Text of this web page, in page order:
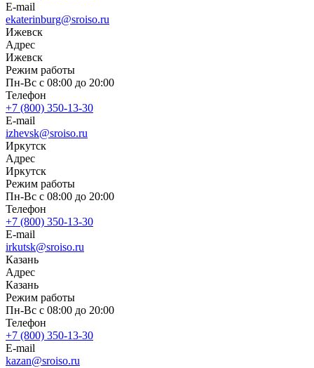
E-mail
ekaterinburg@sroiso.ru
Ижевск
Адрес
Ижевск
Режим работы
Пн-Вс с 08:00 до 20:00
Телефон
+7 (800) 350-13-30
E-mail
izhevsk@sroiso.ru
Иркутск
Адрес
Иркутск
Режим работы
Пн-Вс с 08:00 до 20:00
Телефон
+7 (800) 350-13-30
E-mail
irkutsk@sroiso.ru
Казань
Адрес
Казань
Режим работы
Пн-Вс с 08:00 до 20:00
Телефон
+7 (800) 350-13-30
E-mail
kazan@sroiso.ru